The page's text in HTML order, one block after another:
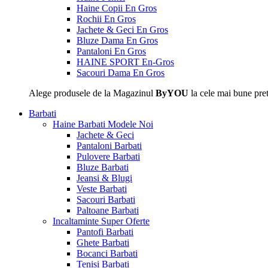
Haine Copii En Gros
Rochii En Gros
Jachete & Geci En Gros
Bluze Dama En Gros
Pantaloni En Gros
HAINE SPORT En-Gros
Sacouri Dama En Gros
Alege produsele de la Magazinul ByYOU la cele mai bune
Barbati
Haine Barbati Modele Noi
Jachete & Geci
Pantaloni Barbati
Pulovere Barbati
Bluze Barbati
Jeansi & Blugi
Veste Barbati
Sacouri Barbati
Paltoane Barbati
Incaltaminte Super Oferte
Pantofi Barbati
Ghete Barbati
Bocanci Barbati
Tenisi Barbati